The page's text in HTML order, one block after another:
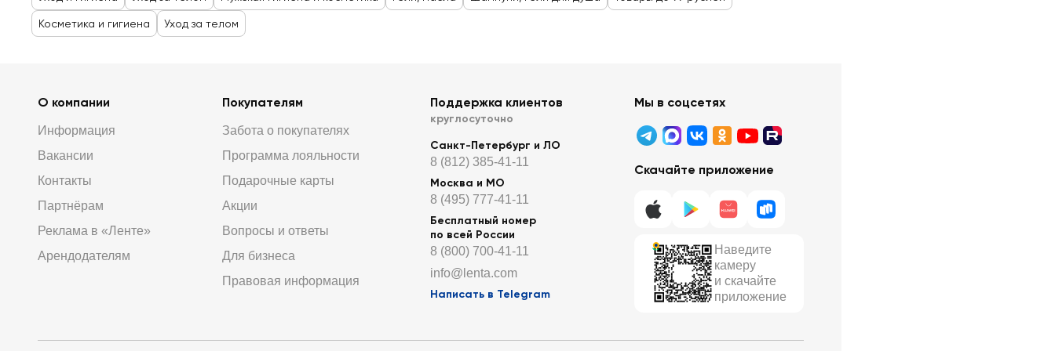
Косметика и гигиена Уход за телом
О компании
Информация
Вакансии
Контакты
Партнёрам
Реклама в «Ленте»
Арендодателям
Покупателям
Забота о покупателях
Программа лояльности
Подарочные карты
Акции
Вопросы и ответы
Для бизнеса
Правовая информация
Поддержка клиентов
круглосуточно
Санкт-Петербург и ЛО
8 (812) 385-41-11
Москва и МО
8 (495) 777-41-11
Бесплатный номер
по всей России
8 (800) 700-41-11
info@lenta.com
Написать в Telegram
Мы в соцсетях
Скачайте приложение
Наведите
камеру
и скачайте
приложение